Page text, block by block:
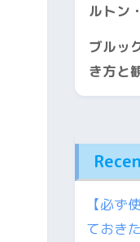
ルトン
ブルッ
き方と
【必ず
ておき